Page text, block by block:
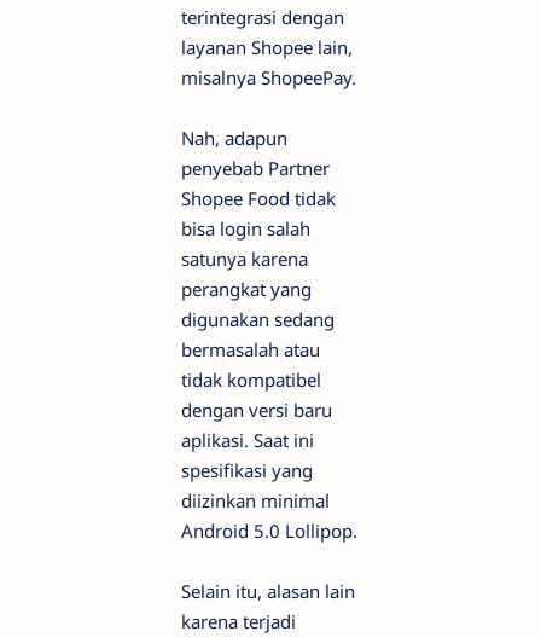
terintegrasi dengan
layanan Shopee lain,
misalnya ShopeePay.
Nah, adapun
penyebab Partner
Shopee Food tidak
bisa login salah
satunya karena
perangkat yang
digunakan sedang
bermasalah atau
tidak kompatibel
dengan versi baru
aplikasi. Saat ini
spesifikasi yang
diizinkan minimal
Android 5.0 Lollipop.
Selain itu, alasan lain
karena terjadi